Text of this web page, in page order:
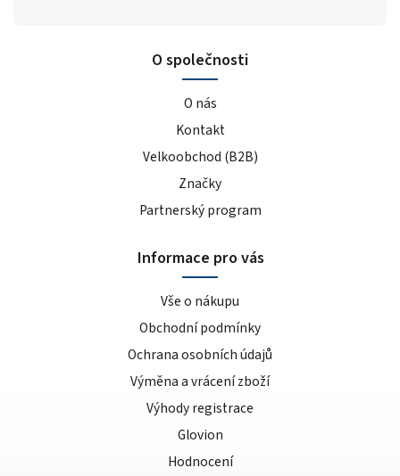
O společnosti
O nás
Kontakt
Velkoobchod (B2B)
Značky
Partnerský program
Informace pro vás
Vše o nákupu
Obchodní podmínky
Ochrana osobních údajů
Výměna a vrácení zboží
Výhody registrace
Glovion
Hodnocení